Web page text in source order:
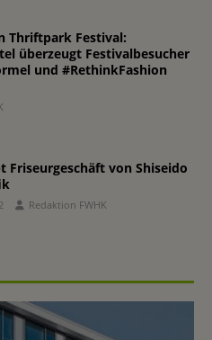
Thriftpark Festival:
überzeugt Festivalbesucher
und #RethinkFashion
Friseurgeschäft von Shiseido
Redaktion FWHK